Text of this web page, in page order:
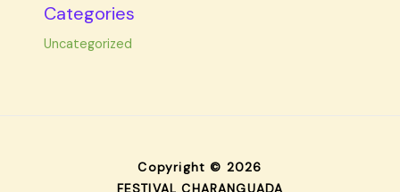
Categories
Uncategorized
Copyright © 2026
FESTIVAL CHARANGUADA